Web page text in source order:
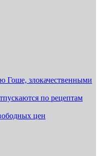
Гоше, злокачественными
по рецептам
цен